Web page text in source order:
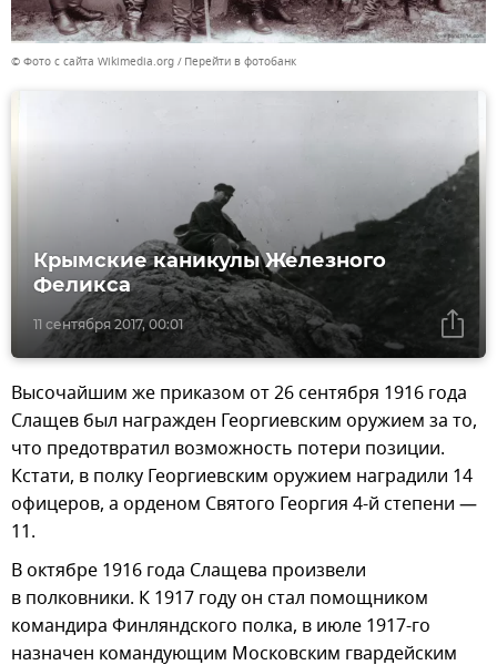
© Фото с сайта Wikimedia.org Перейти в фотобанк
11 сентября 2017, 00:01
Крымские каникулы Железного
Феликса
Высочайшим же приказом от 26 сентября 1916 года
Слащев был награжден Георгиевским оружием за то,
что предотвратил возможность потери позиции.
Кстати, в полку Георгиевским оружием наградили 14
офицеров, а орденом Святого Георгия 4-й степени —
11.
В октябре 1916 года Слащева произвели
в полковники. К 1917 году он стал помощником
командира Финляндского полка, в июле 1917-го
назначен командующим Московским гвардейским